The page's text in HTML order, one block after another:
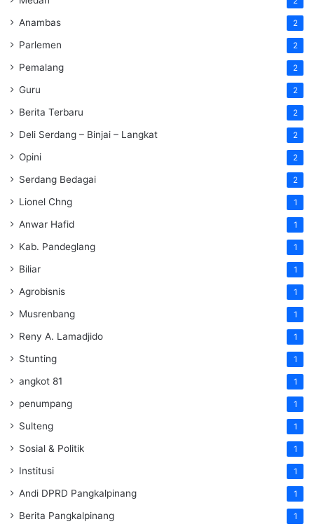
Anambas 2
Parlemen 2
Pemalang 2
Guru 2
Berita Terbaru 2
Deli Serdang – Binjai – Langkat 2
Opini 2
Serdang Bedagai 2
Lionel Chng 1
Anwar Hafid 1
Kab. Pandeglang 1
Biliar 1
Agrobisnis 1
Musrenbang 1
Reny A. Lamadjido 1
Stunting 1
angkot 81 1
penumpang 1
Sulteng 1
Sosial & Politik 1
Institusi 1
Andi DPRD Pangkalpinang 1
Berita Pangkalpinang 1